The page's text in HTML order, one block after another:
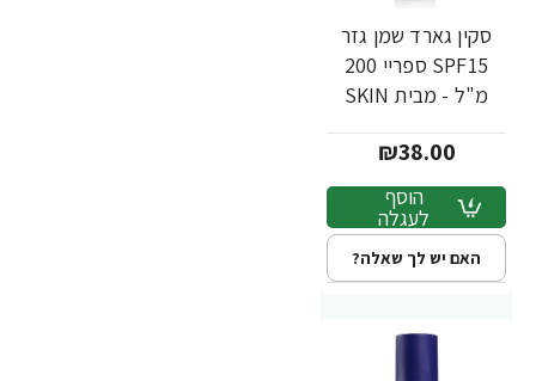
סקין גארד שמן גזר
SPF15 ספריי 200
מ"ל - מבית SKIN
₪38.00
הוסף
לעגלה
האם יש לך שאלה?